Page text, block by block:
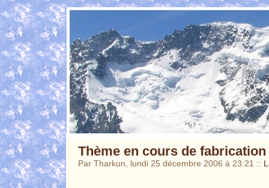
Thème en cours de fabrication
Par Tharkun, lundi 25 décembre 2006 à 23:21 ::